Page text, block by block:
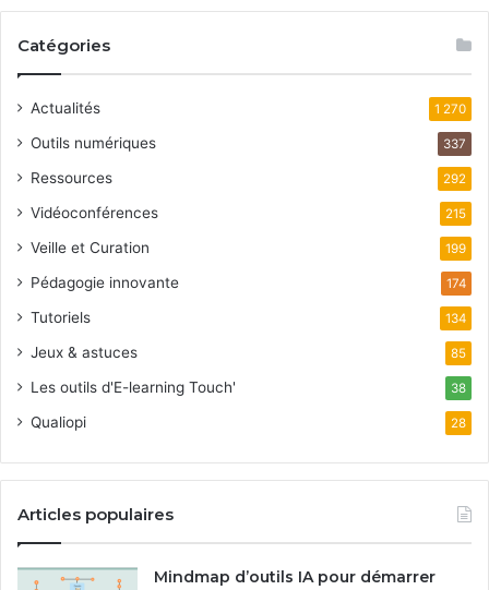
Catégories
Actualités 1 270
Outils numériques 337
Ressources 292
Vidéoconférences 215
Veille et Curation 199
Pédagogie innovante 174
Tutoriels 134
Jeux & astuces 85
Les outils d'E-learning Touch' 38
Qualiopi 28
Articles populaires
Mindmap d’outils IA pour démarrer